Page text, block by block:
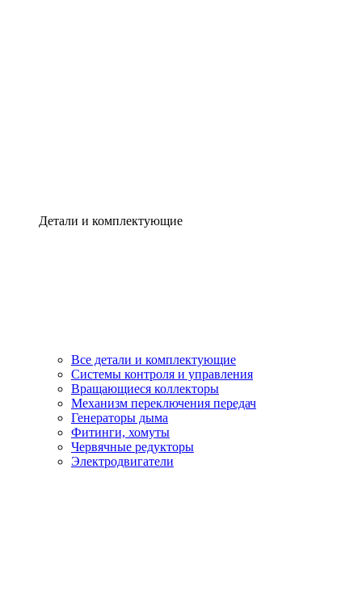
Детали и комплектующие
Все детали и комплектующие
Системы контроля и управления
Вращающиеся коллекторы
Механизм переключения передач
Генераторы дыма
Фитинги, хомуты
Червячные редукторы
Электродвигатели